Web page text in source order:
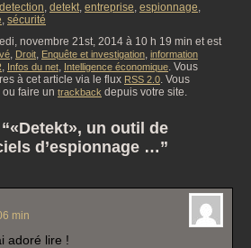
detection, detekt, entreprise, espionnage,
, sécurité
novembre 21st, 2014 à 10 h 19 min et est
, Droit, Enquête et investigation, information
, Infos du net, Intelligence économique. Vous
à cet article via le flux RSS 2.0. Vous
ou faire un trackback depuis votre site.
un outil de
d’espionnage …”
min
adoré lire !